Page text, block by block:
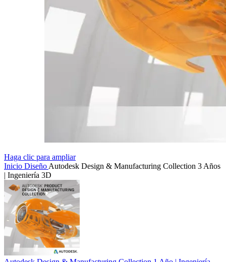
Haga clic para ampliar
Inicio Diseño Autodesk Design & Manufacturing Collection 3 Años
| Ingeniería 3D